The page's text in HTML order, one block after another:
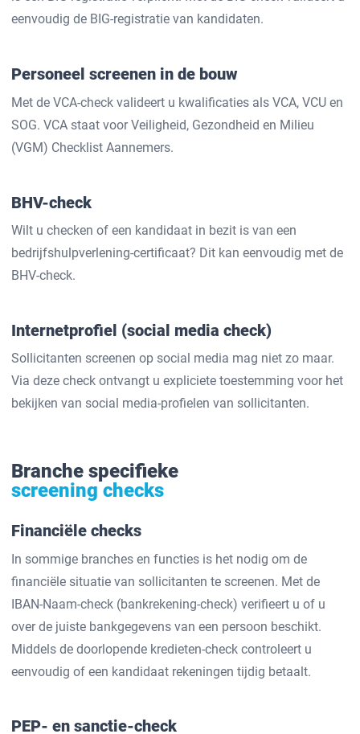
eenvoudig de BIG-registratie van kandidaten.
Personeel screenen in de bouw
Met de VCA-check valideert u kwalificaties als VCA, VCU en
SOG. VCA staat voor Veiligheid, Gezondheid en Milieu
(VGM) Checklist Aannemers.
BHV-check
Wilt u checken of een kandidaat in bezit is van een
bedrijfshulpverlening-certificaat? Dit kan eenvoudig met de
BHV-check.
Internetprofiel (social media check)
Sollicitanten screenen op social media mag niet zo maar.
Via deze check ontvangt u expliciete toestemming voor het
bekijken van social media-profielen van sollicitanten.
Branche specifieke
screening checks
Financiële checks
In sommige branches en functies is het nodig om de
financiële situatie van sollicitanten te screenen. Met de
IBAN-Naam-check (bankrekening-check) verifieert u of u
over de juiste bankgegevens van een persoon beschikt.
Middels de doorlopende kredieten-check controleert u
eenvoudig of een kandidaat rekeningen tijdig betaalt.
PEP- en sanctie-check